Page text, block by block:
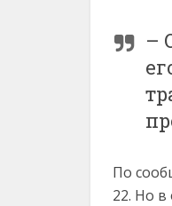
–
По
22. Но